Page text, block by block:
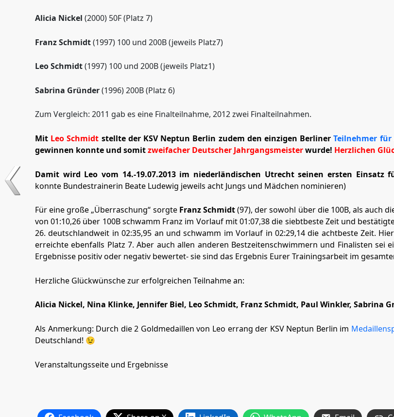
Alicia Nickel (2000) 50F (Platz 7)
Franz Schmidt(1997) 100 und 200B (jeweils Platz7)
Leo Schmidt(1997) 100 und 200B (jeweils Platz1)
Sabrina Gründer(1996) 200B (Platz 6)
Zum Vergleich: 2011 gab es eine Finalteilnahme, 2012 zwei Finalteilnahmen.
Mit Leo Schmidt stellte der KSV Neptun Berlin zudem den einzigen Berliner Teilnehmer für
gewinnen konnte und somitzweifacher Deutscher Jahrgangsmeisterwurde! Herzlichen
Damit wird Leo vom 14.-19.07.2013 im niederländischen Utrecht seinen ersten Einsatz
konnte Bundestrainerin Beate Ludewig jeweils acht Jungs und Mädchen nominieren)
Für eine große „Überraschung“ sorgteFranz Schmidt(97), der sowohl über die 100B, als auch
von 01:10,26 über 100B schwamm Franz im Vorlauf mit 01:07,38 die siebtbeste Zeit und
26. deutschlandweit in 02:35,95 an und schwamm im Vorlauf in 02:29,14 die achtbeste Zeit.
erreichte ebenfalls Platz 7. Aber auch allen anderen Bestzeitenschwimmern und Finalisten sei
Ergebnisse positiv oder negativ bewertet- sie sind das Ergebnis Eurer Trainingsarbeit im
Herzliche Glückwünsche zur erfolgreichen Teilnahme an:
Alicia Nickel, Nina Klinke, Jennifer Biel, Leo Schmidt, Franz Schmidt, Paul Winkler, Sabrina
Als Anmerkung: Durch die 2 Goldmedaillen von Leo errang der KSV Neptun Berlin im
Deutschland! 😉
Veranstaltungsseite und Ergebnisse